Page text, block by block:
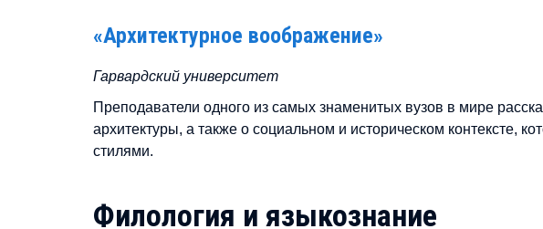
«Архитектурное воображение»
Гарвардский университет
Преподаватели одного из самых знаменитых вузов в мире
архитектуры, а также о социальном и историческом контексте,
стилями.
Филология и языкознание